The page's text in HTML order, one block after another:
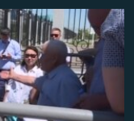
available